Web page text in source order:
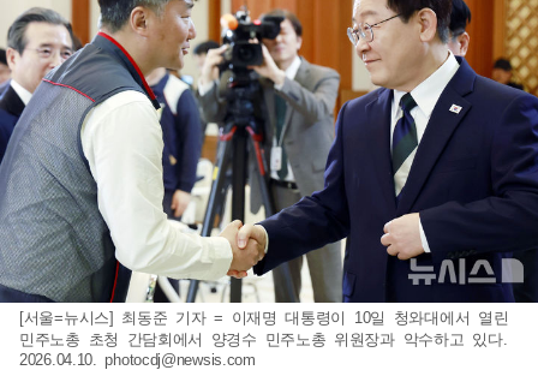
[서울=뉴시스] 최동준 기자 = 이재명 대통령이 10일 청와대에서 열린
민주노총 초청 간담회에서 양경수 민주노총 위원장과 악수하고 있다.
2026.04.10.photocdj@newsis.com